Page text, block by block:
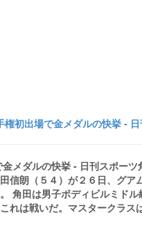
権初出場で金メダルの快挙 -
メダルの快挙 - 日刊スポー
信朗（５４）が２６日、グア
角田は男子ボディビルミド
れは戦いだ。マスタークラス